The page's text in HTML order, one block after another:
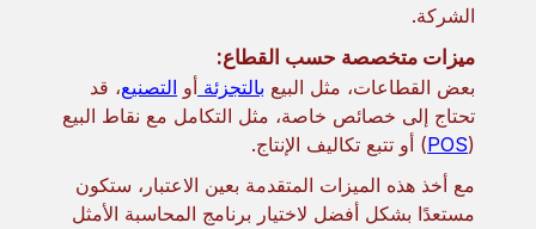
الشركة.
ميزات متخصصة حسب القطاع:
بعض القطاعات، مثل البيع بالتجزئة أو التصنيع، قد
تحتاج إلى خصائص خاصة، مثل التكامل مع نقاط البيع
(
POS) أو تتبع تكاليف الإنتاج.
مع أخذ هذه الميزات المتقدمة بعين الاعتبار، ستكون
مستعدًا بشكل أفضل لاختيار برنامج المحاسبة الأمثل